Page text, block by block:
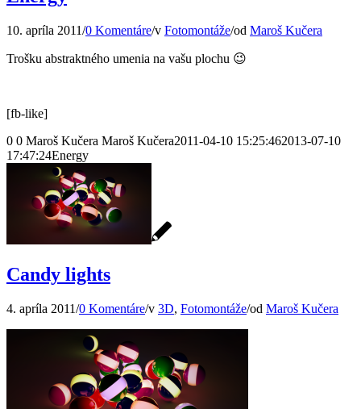
10. apríla 2011/0 Komentáre/v Fotomontáže/od Maroš Kučera
Trošku abstraktného umenia na vašu plochu 😉
[fb-like]
0 0 Maroš Kučera Maroš Kučera2011-04-10 15:25:462013-07-10
17:47:24Energy
Candy lights
4. apríla 2011/0 Komentáre/v 3D, Fotomontáže/od Maroš Kučera